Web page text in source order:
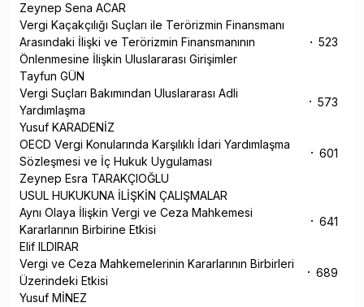
Zeynep Sena ACAR
Vergi Kaçakçılığı Suçları ile Terörizmin Finansmanı
Arasındaki İlişki ve Terörizmin Finansmanının
Önlenmesine İlişkin Uluslararası Girişimler
523
Tayfun GÜN
Vergi Suçları Bakımından Uluslararası Adli
Yardımlaşma
573
Yusuf KARADENİZ
OECD Vergi Konularında Karşılıklı İdari Yardımlaşma
Sözleşmesi ve İç Hukuk Uygulaması
601
Zeynep Esra TARAKÇIOĞLU
USUL HUKUKUNA İLİŞKİN ÇALIŞMALAR
Aynı Olaya İlişkin Vergi ve Ceza Mahkemesi
Kararlarının Birbirine Etkisi
641
Elif ILDIRAR
Vergi ve Ceza Mahkemelerinin Kararlarının Birbirleri
Üzerindeki Etkisi
689
Yusuf MİNEZ